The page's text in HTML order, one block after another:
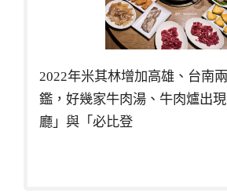
2022年米其林增加高雄、台南
鑑，好幾家牛肉湯、牛肉爐出
廳」與「必比登